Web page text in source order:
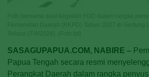
SASAGUPAPUA.COM, NABIRE –
Papua Tengah secara resmi
Perangkat Daerah dalam rangka